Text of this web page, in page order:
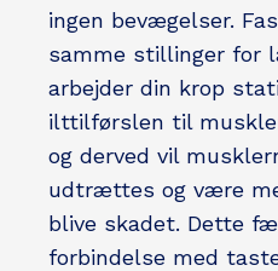
ingen bevægelser.
samme stillinger for
arbejder din krop
ilttilførslen til
og derved vil
udtrættes og være
blive skadet. Dette
forbindelse med